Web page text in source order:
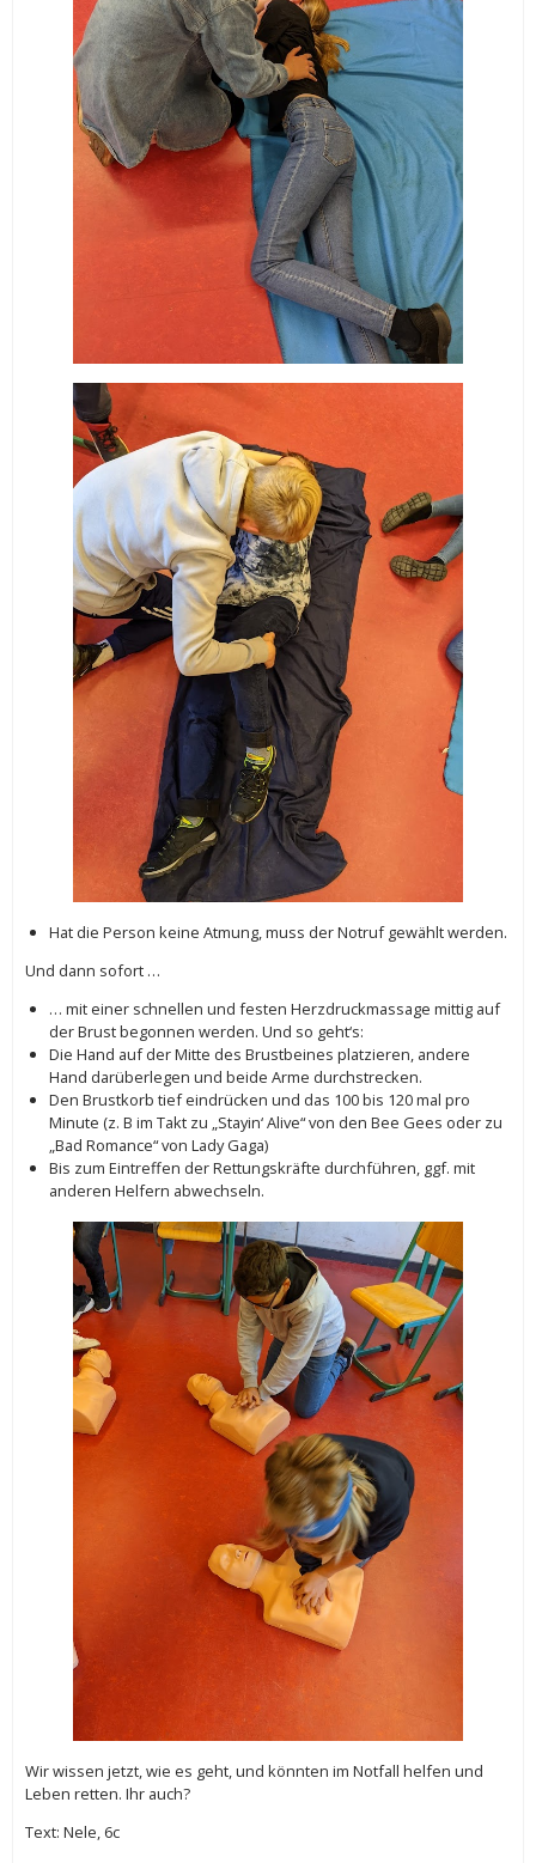
Hat die Person keine Atmung, muss der Notruf gewählt werden.
Und dann sofort …
… mit einer schnellen und festen Herzdruckmassage mittig auf
der Brust begonnen werden. Und so geht‘s:
Die Hand auf der Mitte des Brustbeines platzieren, andere
Hand darüberlegen und beide Arme durchstrecken.
Den Brustkorb tief eindrücken und das 100 bis 120 mal pro
Minute (z. B im Takt zu „Stayin‘ Alive“ von den Bee Gees oder zu
„Bad Romance“ von Lady Gaga)
Bis zum Eintreffen der Rettungskräfte durchführen, ggf. mit
anderen Helfern abwechseln.
Wir wissen jetzt, wie es geht, und könnten im Notfall helfen und
Leben retten. Ihr auch?
Text: Nele, 6c